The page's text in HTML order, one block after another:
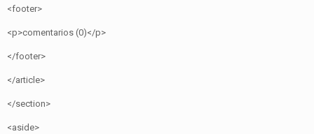
<footer>
<p>comentarios (0)</p>
</footer>
</article>
</section>
<aside>